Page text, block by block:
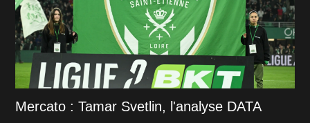
Mercato : Tamar Svetlin, l'analyse DATA